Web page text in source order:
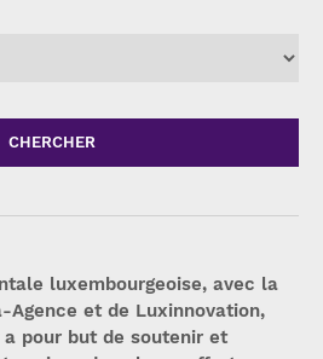
luxembourgeoise, avec la
et de Luxinnovation,
pour but de soutenir et
CHERCHER